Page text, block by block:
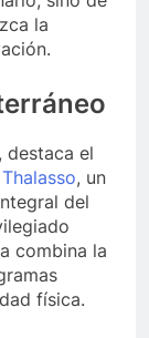
la
destaca el
, un
del
combina la
física.